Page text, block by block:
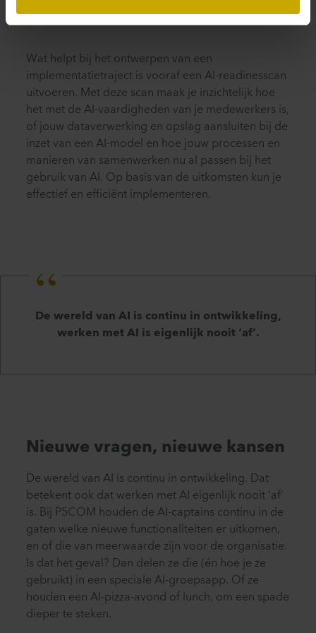
Wat helpt bij het ontwerpen van een
implementatietraject is vooraf een AI-readinesscan
uitvoeren. Met deze scan maak je inzichtelijk hoe
het met de AI-vaardigheden van je medewerkers is,
of jouw dataverwerking en opslag aansluiten bij de
inzet van een AI-model en hoe jouw processen en
manieren van samenwerken nu al passen bij het
gebruik van AI. Op basis van de uitkomsten kun je
effectief en efficiënt implementeren.
De wereld van AI is continu in ontwikkeling,
werken met AI is eigenlijk nooit ‘af’.
Nieuwe vragen, nieuwe kansen
De wereld van AI is continu in ontwikkeling. Dat
betekent ook dat werken met AI eigenlijk nooit ‘af’
is. Bij P5COM houden de AI-captains continu in de
gaten welke nieuwe functionaliteiten er uitkomen,
en of die van meerwaarde zijn voor de organisatie.
Is dat het geval? Dan delen ze die (én hoe je ze
gebruikt) in een speciale AI-groepsapp. Of ze
houden een AI-pizza-avond of lunch, om een spade
dieper te steken.